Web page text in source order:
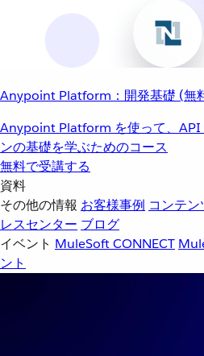
Anypoint Platform：開発基礎 (無
Anypoint Platform を使って、API
ンの基礎を学ぶためのコース
無料で受講する
資料
その他の情報 お客様事例 コンテン
レスセンター ブログ
イベント MuleSoft CONNECT
ント